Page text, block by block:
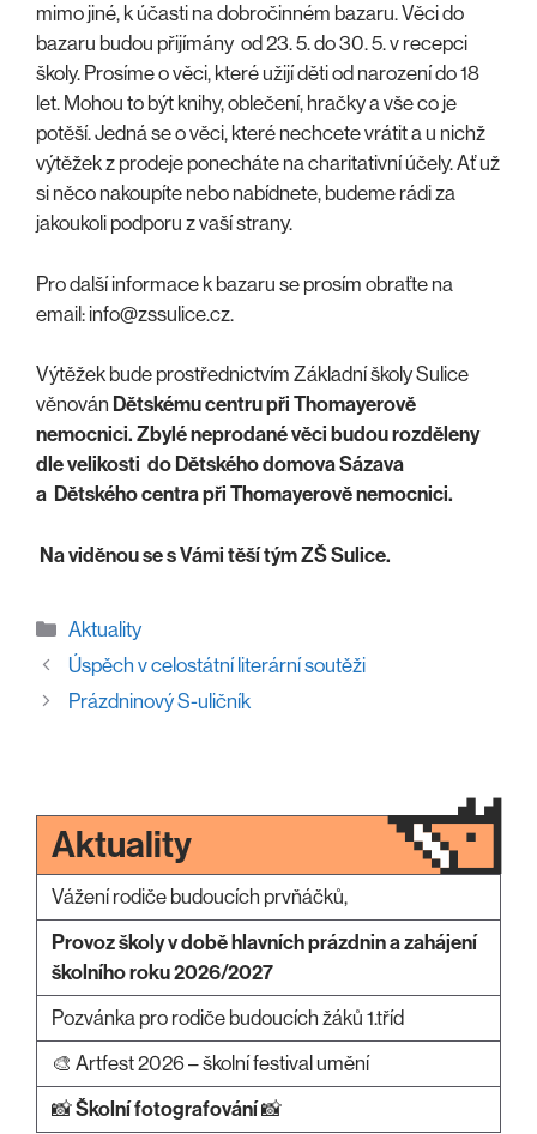
mimo jiné, k účasti na dobročinném bazaru. Věci do
bazaru budou přijímány od 23. 5. do 30. 5. v recepci
školy. Prosíme o věci, které užijí děti od narození do 18
let. Mohou to být knihy, oblečení, hračky a vše co je
potěší. Jedná se o věci, které nechcete vrátit a u nichž
výtěžek z prodeje ponecháte na charitativní účely. Ať už
si něco nakoupíte nebo nabídnete, budeme rádi za
jakoukoli podporu z vaší strany.
Pro další informace k bazaru se prosím obraťte na
email: info@zssulice.cz.
Výtěžek bude prostřednictvím Základní školy Sulice
věnován Dětskému centru při Thomayerově
nemocnici. Zbylé neprodané věci budou rozděleny
dle velikosti do Dětského domova Sázava
a Dětského centra při Thomayerově nemocnici.
Na viděnou se s Vámi těší tým ZŠ Sulice.
Rubriky
Aktuality
Úspěch v celostátní literární soutěži
Prázdninový S-uličník
Aktuality
Vážení rodiče budoucích prvňáčků,
Provoz školy v době hlavních prázdnin a zahájení
školního roku 2026/2027
Pozvánka pro rodiče budoucích žáků 1.tříd
🎨 Artfest 2026 – školní festival umění
📸Školní fotografování📸